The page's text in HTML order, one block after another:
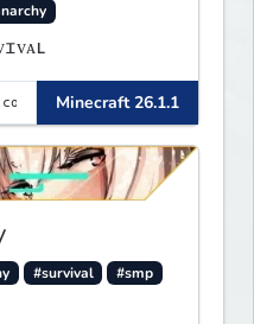
Minecraft 26.1.1
#survival
#smp